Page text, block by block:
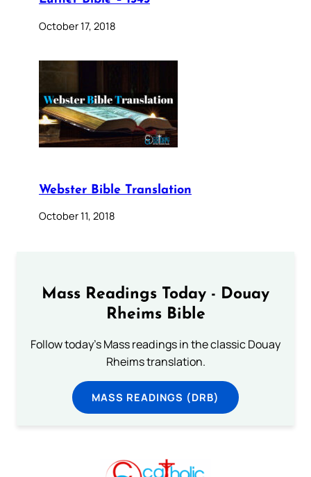
October 17, 2018
Webster Bible Translation
October 11, 2018
Mass Readings Today - Douay
Rheims Bible
Follow today's Mass readings in the classic Douay
Rheims translation.
MASS READINGS (DRB)